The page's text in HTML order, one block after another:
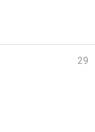
29